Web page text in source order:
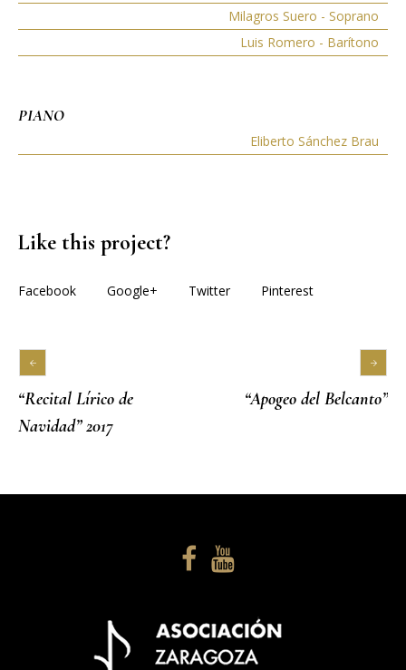
Milagros Suero - Soprano
Luis Romero - Barítono
PIANO
Eliberto Sánchez Brau
Like this project?
Facebook Google+ Twitter Pinterest
“Recital Lírico de
Navidad” 2017
“Apogeo del Belcanto”